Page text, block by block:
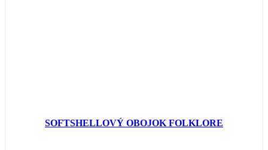
SOFTSHELLOVÝ OBOJOK FOLKLORE